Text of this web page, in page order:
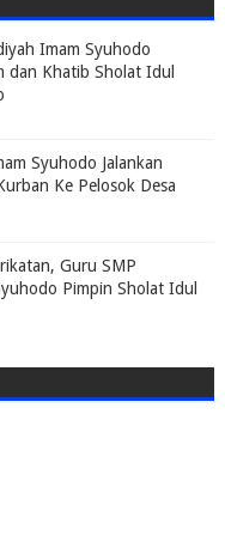
Imam Syuhodo
dan Khatib Sholat Idul
Syuhodo Jalankan
Ke Pelosok Desa
Guru SMP
Pimpin Sholat Idul